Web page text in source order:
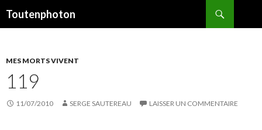
Toutenphoton
MES MORTS VIVENT
119
11/07/2010 SERGE SAUTEREAU LAISSER UN COMMENTAIRE